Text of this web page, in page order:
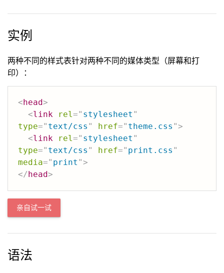
实例
两种不同的样式表针对两种不同的媒体类型（屏幕和打
印）：
<head>
<link rel=" stylesheet "
type=" text/css " href=" theme.css ">
<link rel=" stylesheet "
type=" text/css " href=" print.css "
media=" print ">
</head>
亲自试一试
语法